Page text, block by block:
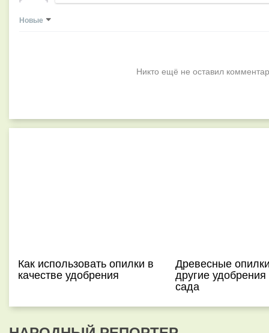
Новые
Никто ещё не оставил
Как использовать опилки в
качестве удобрения
Древесные
другие
сада